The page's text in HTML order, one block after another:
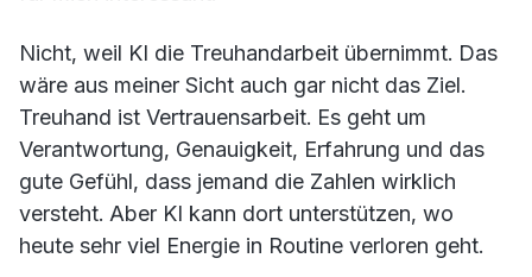
Nicht, weil KI die Treuhandarbeit übernimmt. Das
wäre aus meiner Sicht auch gar nicht das Ziel.
Treuhand ist Vertrauensarbeit. Es geht um
Verantwortung, Genauigkeit, Erfahrung und das
gute Gefühl, dass jemand die Zahlen wirklich
versteht. Aber KI kann dort unterstützen, wo
heute sehr viel Energie in Routine verloren geht.